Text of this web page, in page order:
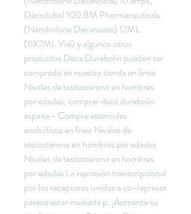
Decadubol 100 BM Pharmaceuticals
(Nandrolone Decanoate) 12ML
(6X2ML Vial) y algunos otros
productos Deca Durabolin pueden ser
comprado en nuestra tienda en línea.
Niveles de testosterona en hombres
por edades, comprar deca durabolin
espana - Compre esteroides
anabólicos en línea Niveles de
testosterona en hombres por edades
Niveles de testosterona en hombres
por edades La represión transcripcional
por los receptores unidos a co-represor
parece estar mediada p. ¡Aumente su